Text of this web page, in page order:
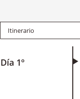
Itinerario
Día 1º